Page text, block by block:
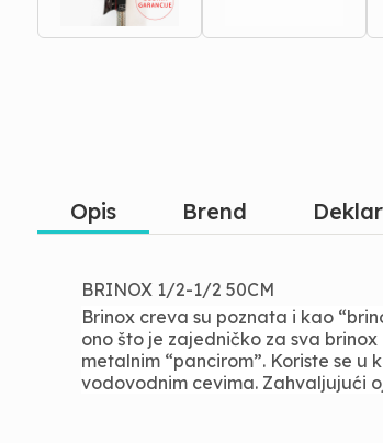
Opis Brend
BRINOX 1/2-1/2 50CM
Brinox creva su poznata i kao
ono što je zajedničko za sva
metalnim “pancirom”. Koriste se
vodovodnim cevima. Zahvaljujući